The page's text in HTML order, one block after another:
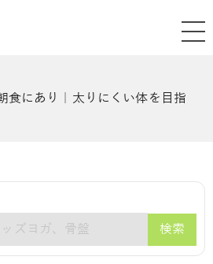
食にあり｜太りにくい体を目指
検索